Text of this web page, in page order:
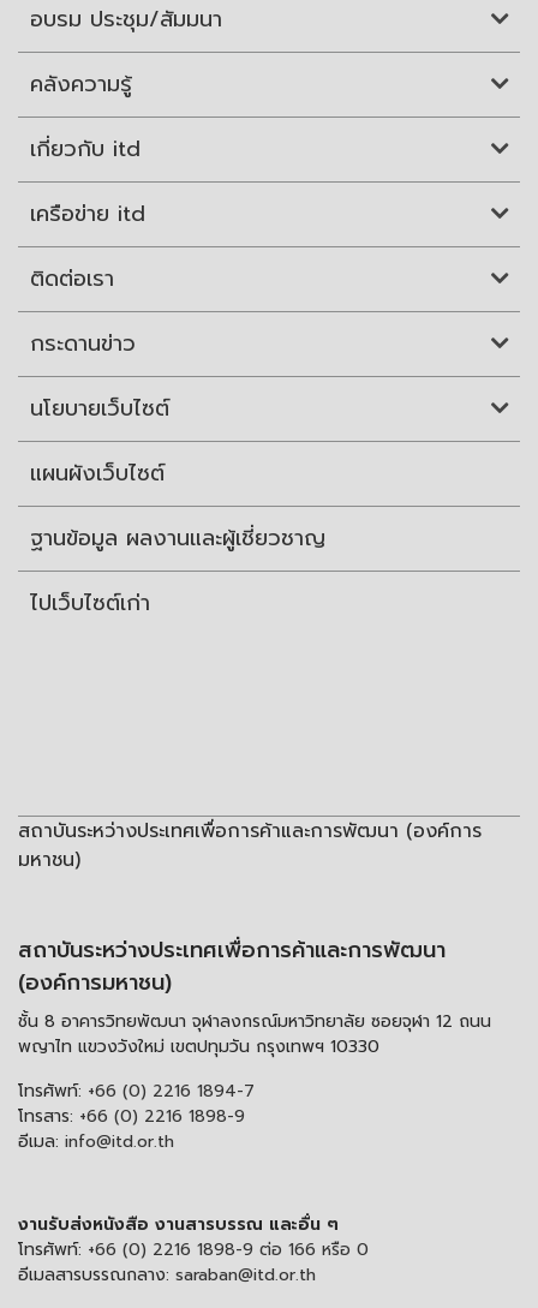
อบรม ประชุม/สัมมนา
คลังความรู้
เกี่ยวกับ itd
เครือข่าย itd
ติดต่อเรา
กระดานข่าว
นโยบายเว็บไซต์
แผนผังเว็บไซต์
ฐานข้อมูล ผลงานและผู้เชี่ยวชาญ
ไปเว็บไซต์เก่า
สถาบันระหว่างประเทศเพื่อการค้าและการพัฒนา (องค์การ
มหาชน)
สถาบันระหว่างประเทศเพื่อการค้าและการพัฒนา
(องค์การมหาชน)
ชั้น 8 อาคารวิทยพัฒนา จุฬาลงกรณ์มหาวิทยาลัย ซอยจุฬา 12 ถนน
พญาไท แขวงวังใหม่ เขตปทุมวัน กรุงเทพฯ 10330
โทรศัพท์: +66 (0) 2216 1894-7
โทรสาร: +66 (0) 2216 1898-9
อีเมล: info@itd.or.th
งานรับส่งหนังสือ งานสารบรรณ และอื่น ๆ
โทรศัพท์: +66 (0) 2216 1898-9 ต่อ 166 หรือ 0
อีเมลสารบรรณกลาง: saraban@itd.or.th